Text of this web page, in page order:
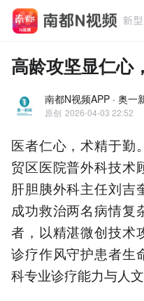
高龄攻坚显仁心
南都N视频APP · 奥一
原创 2026-04-03 22:52
医者仁心，术精于勤
贸区医院普外科技术
肝胆胰外科主任刘吉
成功救治两名病情复
者，以精湛微创技术
诊疗作风守护患者生
科专业诊疗能力与人文